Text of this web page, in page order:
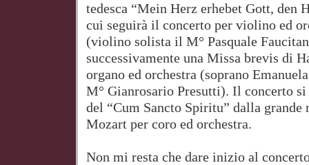
tedesca “Mein Herz erhebet Gott, den
cui seguirà il concerto per violino ed
(violino solista il M° Pasquale
successivamente una Missa brevis di
organo ed orchestra (soprano
M° Gianrosario Presutti). Il concerto si
del “Cum Sancto Spiritu” dalla grande
Mozart per coro ed orchestra.
Non mi resta che dare inizio al